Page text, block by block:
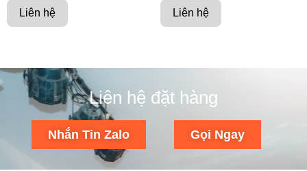
Liên hệ Liên hệ
Liên hệ đặt hàng
Nhắn Tin Zalo Gọi Ngay